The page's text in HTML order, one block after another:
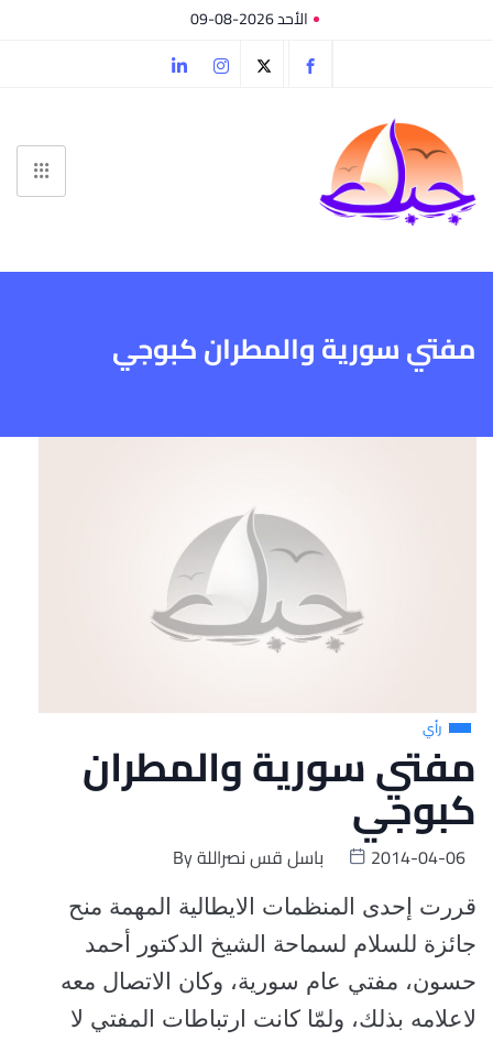
الأحد 2026-08-09
مفتي سورية والمطران كبوجي
رأي
مفتي سورية والمطران
كبوجي
Byباسل قس نصراللة 2014-04-06
قررت إحدى المنظمات الايطالية المهمة منح
جائزة للسلام لسماحة الشيخ الدكتور أحمد
حسون، مفتي عام سورية، وكان الاتصال معه
لاعلامه بذلك، ولمّا كانت ارتباطات المفتي لا